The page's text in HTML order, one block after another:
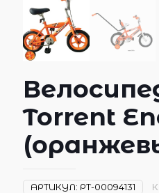
Torrent
АРТИКУЛ: РТ-00094131